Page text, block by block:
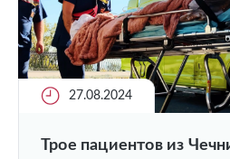
27.08.2024
Трое пациентов из